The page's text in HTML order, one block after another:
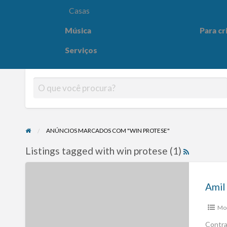
Casas
Música Para
Serviços
ANÚNCIOS MARCADOS COM "WIN PROTESE"
Listings tagged with win protese (1)